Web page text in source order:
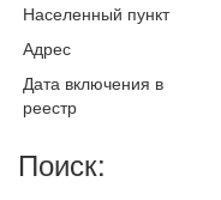
Населенный пункт
Адрес
Дата включения в
реестр
Поиск: